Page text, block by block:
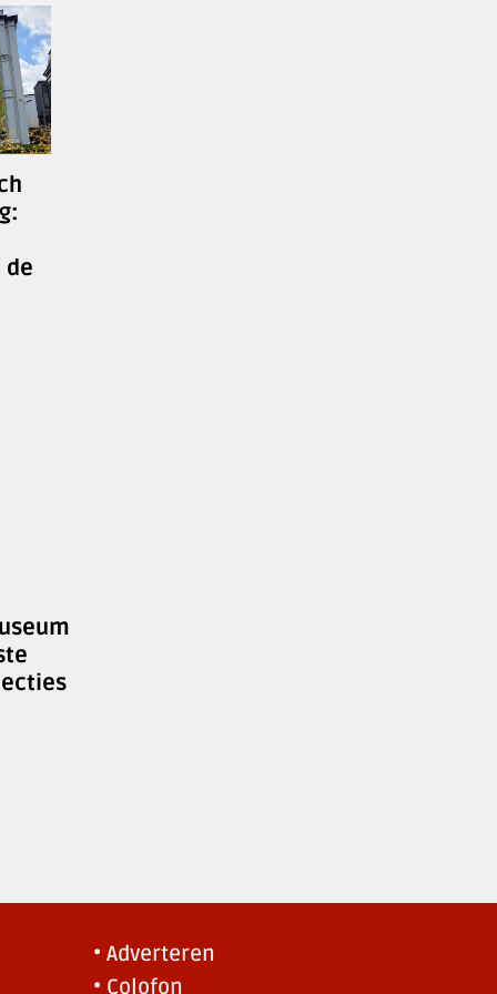
de
• Adverteren
• Colofon